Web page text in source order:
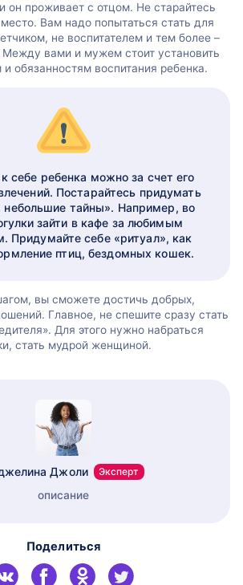
он проживает с отцом. Не старайтесь
Вам надо попытаться стать для
не воспитателем и тем более –
Между вами и мужем стоит установить
обязанностям воспитания ребенка.
себе ребенка можно за счет его
Постарайтесь придумать
небольшие тайны». Например, во
зайти в кафе за любимым
Придумайте себе «ритуал», как
птиц, бездомных кошек.
вы сможете достичь добрых,
Главное, не спешите сразу стать
Для этого нужно набраться
стать мудрой женщиной.
Джоли Эксперт
описание
Поделиться